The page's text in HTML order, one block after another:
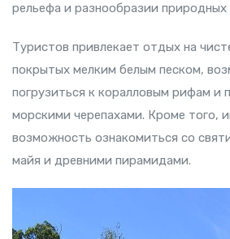
рельефа и разнообразии природных
Туристов привлекает отдых на
покрытых мелким белым песком,
погрузиться к коралловым рифам и
морскими черепахами. Кроме того,
возможность ознакомиться со
майя и древними пирамидами.